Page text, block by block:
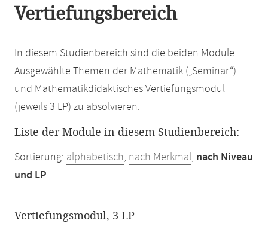
Vertiefungsbereich
In diesem Studienbereich sind die beiden Module
Ausgewählte Themen der Mathematik („Seminar“)
und Mathematikdidaktisches Vertiefungsmodul
(jeweils 3 LP) zu absolvieren.
Liste der Module in diesem Studienbereich:
Sortierung: alphabetisch, nach Merkmal, nach Niveau
und LP
Vertiefungsmodul, 3 LP